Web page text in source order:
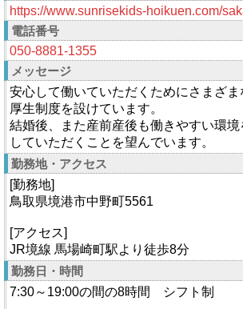
https://www.sunrisekids-hoikuen.com/
電話番号
050-8881-1355
メッセージ
安心して働いていただくためにさまざま
厚生制度を設けています。
結婚後、また産前産後も働きやすい環
していただくことを望んでいます。
勤務地・アクセス
[勤務地]
鳥取県境港市中野町5561
[アクセス]
JR境線 馬場崎町駅より徒歩8分
勤務日・時間
7:30～19:00の間の8時間 シフト制